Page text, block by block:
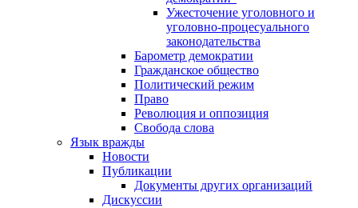
Ужесточение уголовного и
уголовно-процесуального
законодательства
Барометр демократии
Гражданское общество
Политический режим
Право
Революция и оппозиция
Свобода слова
Язык вражды
Новости
Публикации
Документы других организаций
Дискуссии